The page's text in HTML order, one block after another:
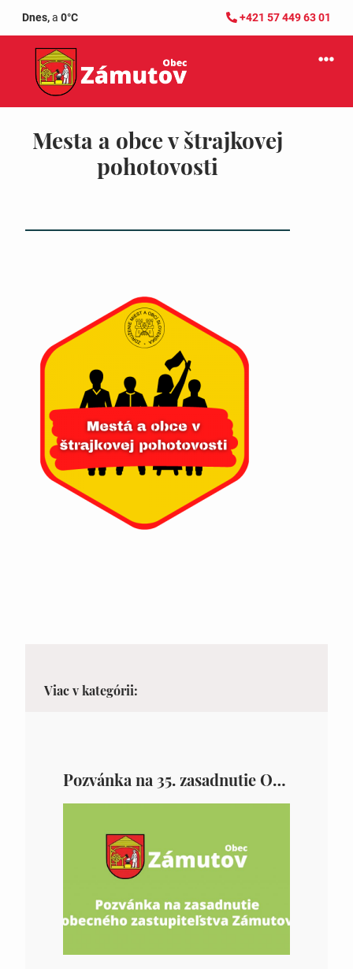
Dnes,a 0°C +421 57 449 63 01
Mesta a obce v štrajkovej
pohotovosti
Viac v kategórii:
Pozvánka na 35. zasadnutie OZ v Zámutove